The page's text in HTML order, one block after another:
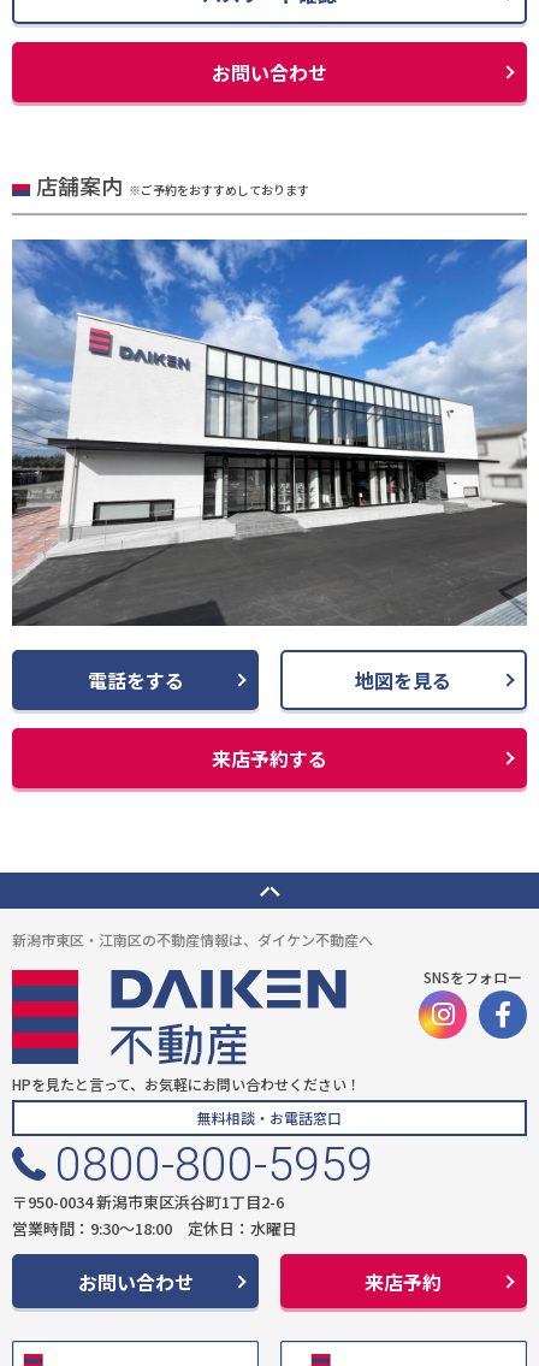
お問い合わせ
店舗案内 ※ご予約をおすすめしております
電話をする 地図を見る
来店予約する
新潟市東区・江南区の不動産情報は、ダイケン不動産へ
SNSをフォロー
HPを見たと言って、お気軽にお問い合わせください！
無料相談・お電話窓口
0800-800-5959
〒950-0034 新潟市東区浜谷町1丁目2-6
営業時間：9:30〜18:00 定休日：水曜日
お問い合わせ 来店予約